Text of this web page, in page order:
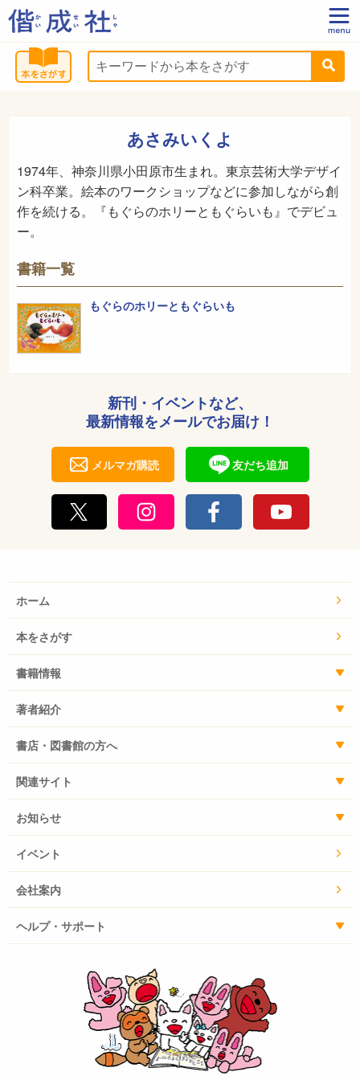
あさみいくよ
1974年、神奈川県小田原市生まれ。東京芸術大学デザイ
ン科卒業。絵本のワークショップなどに参加しながら創
作を続ける。『もぐらのホリーともぐらいも』でデビュ
ー。
書籍一覧
もぐらのホリーともぐらいも
新刊・イベントなど、
最新情報をメールでお届け！
メルマガ購読 友だち追加
ホーム
本をさがす
書籍情報
著者紹介
書店・図書館の方へ
関連サイト
お知らせ
イベント
会社案内
ヘルプ・サポート